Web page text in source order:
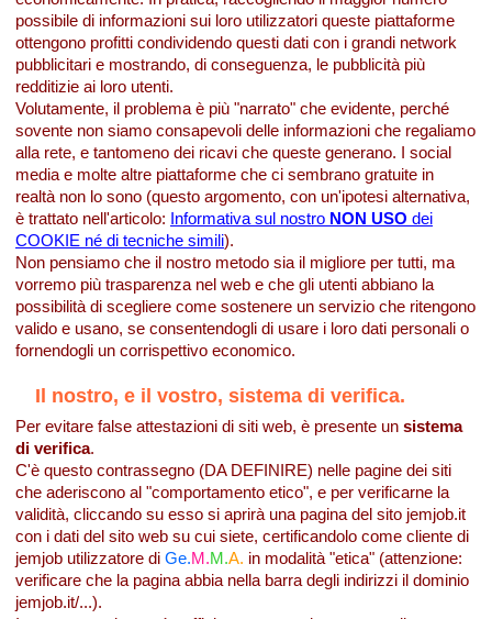
possibile di informazioni sui loro utilizzatori queste piattaforme
ottengono profitti condividendo questi dati con i grandi network
pubblicitari e mostrando, di conseguenza, le pubblicità più
redditizie ai loro utenti.
Volutamente, il problema è più "narrato" che evidente, perché
sovente non siamo consapevoli delle informazioni che regaliamo
alla rete, e tantomeno dei ricavi che queste generano. I social
media e molte altre piattaforme che ci sembrano gratuite in
realtà non lo sono (questo argomento, con un'ipotesi alternativa,
è trattato nell'articolo: Informativa sul nostro NON USO dei
COOKIE né di tecniche simili).
Non pensiamo che il nostro metodo sia il migliore per tutti, ma
vorremo più trasparenza nel web e che gli utenti abbiano la
possibilità di scegliere come sostenere un servizio che ritengono
valido e usano, se consentendogli di usare i loro dati personali o
fornendogli un corrispettivo economico.
Il nostro, e il vostro, sistema di verifica.
Per evitare false attestazioni di siti web, è presente un sistema
di verifica.
C'è questo contrassegno (DA DEFINIRE) nelle pagine dei siti
che aderiscono al "comportamento etico", e per verificarne la
validità, cliccando su esso si aprirà una pagina del sito jemjob.it
con i dati del sito web su cui siete, certificandolo come cliente di
jemjob utilizzatore di Ge.M.M.A. in modalità "etica" (attenzione:
verificare che la pagina abbia nella barra degli indirizzi il dominio
jemjob.it/...).